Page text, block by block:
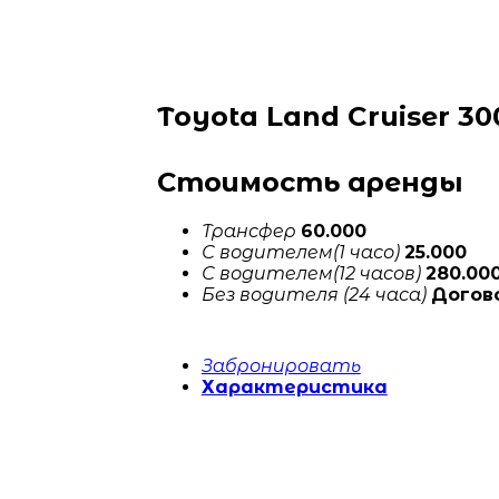
Toyota Land Cruiser
Стоимость аренды
Трансфер 60.000
С водителем(1 часо) 25.000
С водителем(12 часов)
Без водителя (24 часа)
Забронировать
Характеристика